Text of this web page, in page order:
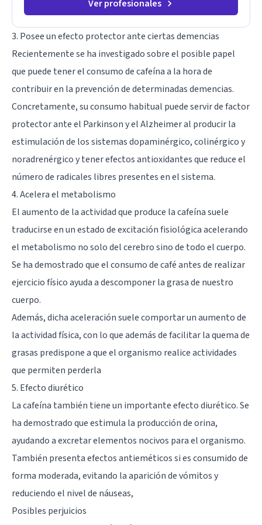
Ver profesionales
3. Posee un efecto protector ante ciertas demencias
Recientemente se ha investigado sobre el posible papel
que puede tener el consumo de cafeína a la hora de
contribuir en la prevención de determinadas demencias.
Concretamente, su consumo habitual puede servir de factor
protector ante el Parkinson y el Alzheimer al producir la
estimulación de los sistemas dopaminérgico, colinérgico y
noradrenérgico y tener efectos antioxidantes que reduce el
número de radicales libres presentes en el sistema.
4. Acelera el metabolismo
El aumento de la actividad que produce la cafeína suele
traducirse en un estado de excitación fisiológica acelerando
el metabolismo no solo del cerebro sino de todo el cuerpo.
Se ha demostrado que el consumo de café antes de realizar
ejercicio físico ayuda a descomponer la grasa de nuestro
cuerpo.
Además, dicha aceleración suele comportar un aumento de
la actividad física, con lo que además de facilitar la quema de
grasas predispone a que el organismo realice actividades
que permiten perderla
5. Efecto diurético
La cafeína también tiene un importante efecto diurético. Se
ha demostrado que estimula la producción de orina,
ayudando a excretar elementos nocivos para el organismo.
También presenta efectos antieméticos si es consumido de
forma moderada, evitando la aparición de vómitos y
reduciendo el nivel de náuseas,
Posibles perjuicios